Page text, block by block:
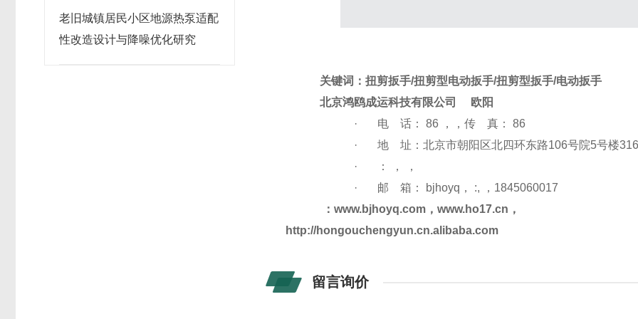
老旧城镇居民小区地源热泵适配
性改造设计与降噪优化研究
关键词：扭剪扳手/扭剪型电动扳手/扭剪型扳手/电动扳手
北京鸿鸥成运科技有限公司
欧阳
·
电 话： 86 ，，传 真：
86
·
地
址：北京市朝阳区北四环东路106号院5号楼
·
： ，
，
·
邮 箱： bjhoyq ， :,
，1845060017
：www.bjhoyq.com，www.ho17.cn ，
http://hongouchengyun.cn.alibaba.com
留言询价